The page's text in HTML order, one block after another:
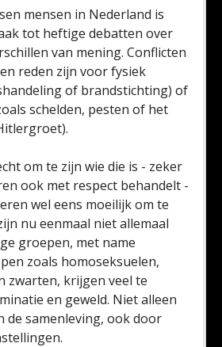
mensen in Nederland is
tot heftige debatten over
van mening. Conflicten
reden zijn voor fysiek
of brandstichting) of
schelden, pesten of het
om te zijn wie die is - zeker
ook met respect behandelt -
wel eens moeilijk om te
nu eenmaal niet allemaal
groepen, met name
zoals homoseksuelen,
zwarten, krijgen veel te
en geweld. Niet alleen
de samenleving, ook door